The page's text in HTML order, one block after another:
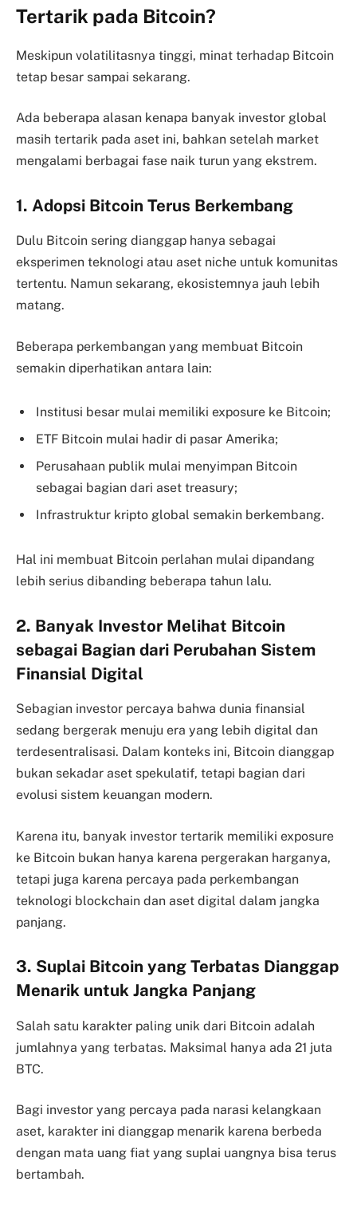
Tertarik pada Bitcoin?
Meskipun volatilitasnya tinggi, minat terhadap Bitcoin
tetap besar sampai sekarang.
Ada beberapa alasan kenapa banyak investor global
masih tertarik pada aset ini, bahkan setelah market
mengalami berbagai fase naik turun yang ekstrem.
1. Adopsi Bitcoin Terus Berkembang
Dulu Bitcoin sering dianggap hanya sebagai
eksperimen teknologi atau aset niche untuk komunitas
tertentu. Namun sekarang, ekosistemnya jauh lebih
matang.
Beberapa perkembangan yang membuat Bitcoin
semakin diperhatikan antara lain:
Institusi besar mulai memiliki exposure ke Bitcoin;
ETF Bitcoin mulai hadir di pasar Amerika;
Perusahaan publik mulai menyimpan Bitcoin
sebagai bagian dari aset treasury;
Infrastruktur kripto global semakin berkembang.
Hal ini membuat Bitcoin perlahan mulai dipandang
lebih serius dibanding beberapa tahun lalu.
2. Banyak Investor Melihat Bitcoin
sebagai Bagian dari Perubahan Sistem
Finansial Digital
Sebagian investor percaya bahwa dunia finansial
sedang bergerak menuju era yang lebih digital dan
terdesentralisasi. Dalam konteks ini, Bitcoin dianggap
bukan sekadar aset spekulatif, tetapi bagian dari
evolusi sistem keuangan modern.
Karena itu, banyak investor tertarik memiliki exposure
ke Bitcoin bukan hanya karena pergerakan harganya,
tetapi juga karena percaya pada perkembangan
teknologi blockchain dan aset digital dalam jangka
panjang.
3. Suplai Bitcoin yang Terbatas Dianggap
Menarik untuk Jangka Panjang
Salah satu karakter paling unik dari Bitcoin adalah
jumlahnya yang terbatas. Maksimal hanya ada 21 juta
BTC.
Bagi investor yang percaya pada narasi kelangkaan
aset, karakter ini dianggap menarik karena berbeda
dengan mata uang fiat yang suplai uangnya bisa terus
bertambah.